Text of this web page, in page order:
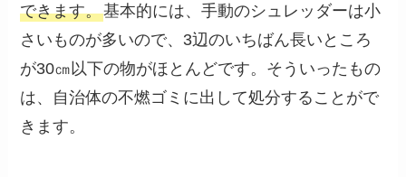
できます。基本的には、手動のシュレッダーは小
さいものが多いので、3辺のいちばん長いところ
が30㎝以下の物がほとんどです。そういったもの
は、自治体の不燃ゴミに出して処分することがで
きます。